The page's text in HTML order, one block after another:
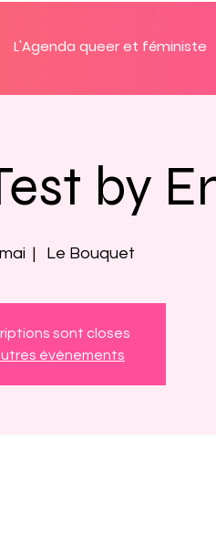
L'Agenda queer et féministe
by
  |
Le Bouquet
sont closes
événements